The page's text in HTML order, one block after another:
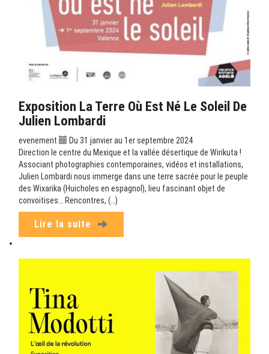
Exposition La Terre Où Est Né Le Soleil De
Julien Lombardi
evenement
Du 31 janvier au 1er septembre 2024
Direction le centre du Mexique et la vallée désertique de Wirikuta !
Associant photographies contemporaines, vidéos et installations,
Julien Lombardi nous immerge dans une terre sacrée pour le peuple
des Wixarika (Huicholes en espagnol), lieu fascinant objet de
convoitises… Rencontres, (…)
Lire la suite